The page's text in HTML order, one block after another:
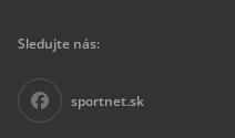
Sledujte nás:
sportnet.sk